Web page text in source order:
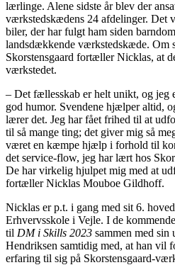
lærlinge. Alene sidste år blev der
værkstedskædens 24 afdelinger. Det
biler, der har fulgt ham siden
landsdækkende værkstedskæde. Om
Skorstensgaard fortæller Nicklas, at
værkstedet.
– Det fællesskab er helt unikt, og jeg
god humor. Svendene hjælper altid,
lærer det. Jeg har fået frihed til at
til så mange ting; det giver mig så
været en kæmpe hjælp i forhold til
det service-flow, jeg har lært hos
De har virkelig hjulpet mig med at
fortæller Nicklas Mouboe Gildhoff.
Nicklas er p.t. i gang med sit 6.
Erhvervsskole i Vejle. I de
til DM i Skills 2023 sammen med sin
Hendriksen samtidig med, at han vil
erfaring til sig på Skorstensgaard-